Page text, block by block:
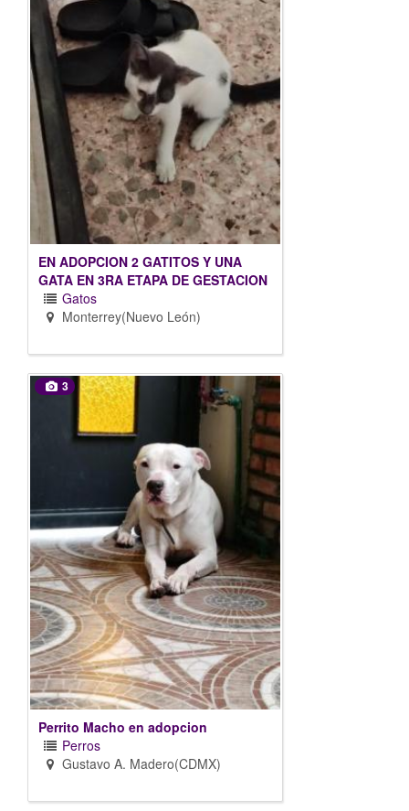
EN ADOPCION 2 GATITOS Y UNA
GATA EN 3RA ETAPA DE GESTACION
Gatos
Monterrey(Nuevo León)
3
Perrito Macho en adopcion
Perros
Gustavo A. Madero(CDMX)